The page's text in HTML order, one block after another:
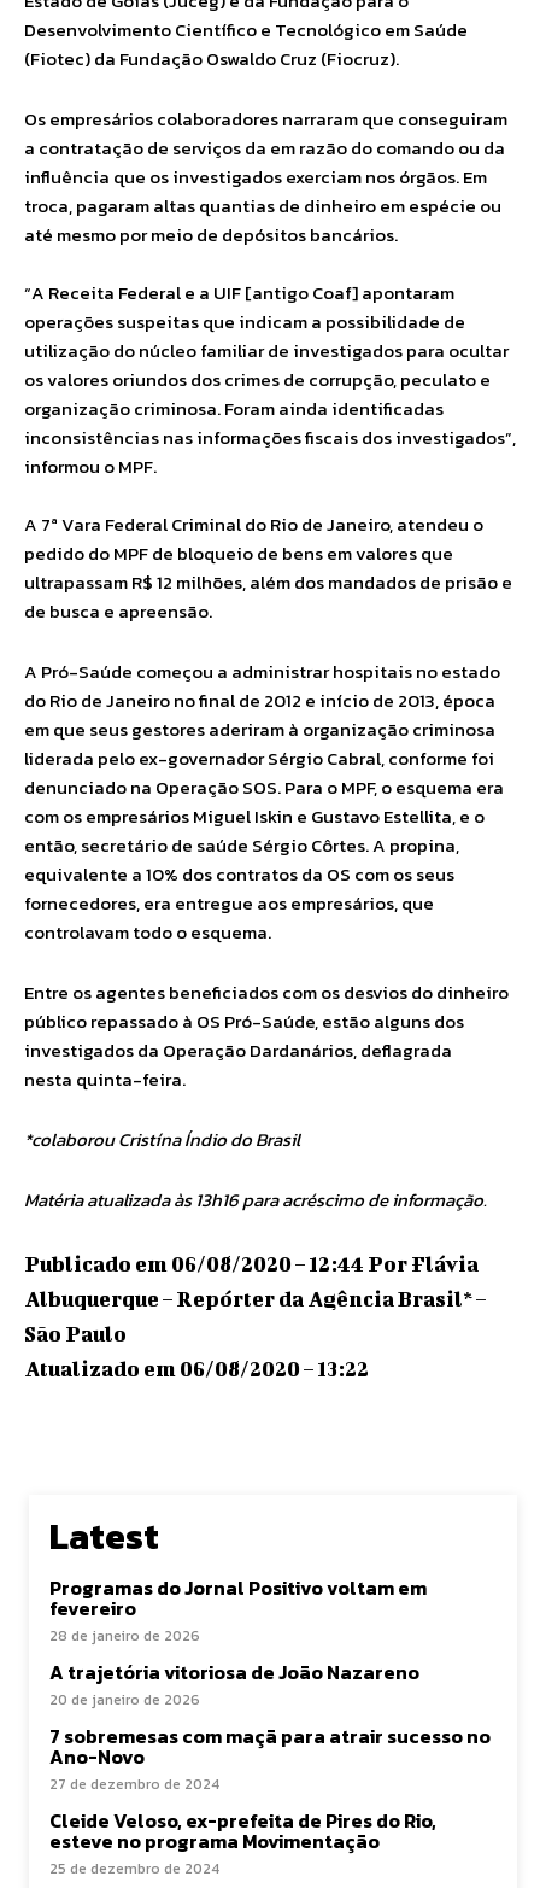
Desenvolvimento Científico e Tecnológico em Saúde
(Fiotec) da Fundação Oswaldo Cruz (Fiocruz).
Os empresários colaboradores narraram que conseguiram
a contratação de serviços da em razão do comando ou da
influência que os investigados exerciam nos órgãos. Em
troca, pagaram altas quantias de dinheiro em espécie ou
até mesmo por meio de depósitos bancários.
“A Receita Federal e a UIF [antigo Coaf] apontaram
operações suspeitas que indicam a possibilidade de
utilização do núcleo familiar de investigados para ocultar
os valores oriundos dos crimes de corrupção, peculato e
organização criminosa. Foram ainda identificadas
inconsistências nas informações fiscais dos investigados”,
informou o MPF.
A 7ª Vara Federal Criminal do Rio de Janeiro, atendeu o
pedido do MPF de bloqueio de bens em valores que
ultrapassam R$ 12 milhões, além dos mandados de prisão e
de busca e apreensão.
A Pró-Saúde começou a administrar hospitais no estado
do Rio de Janeiro no final de 2012 e início de 2013, época
em que seus gestores aderiram à organização criminosa
liderada pelo ex-governador Sérgio Cabral, conforme foi
denunciado na Operação SOS. Para o MPF, o esquema era
com os empresários Miguel Iskin e Gustavo Estellita, e o
então, secretário de saúde Sérgio Côrtes. A propina,
equivalente a 10% dos contratos da OS com os seus
fornecedores, era entregue aos empresários, que
controlavam todo o esquema.
Entre os agentes beneficiados com os desvios do dinheiro
público repassado à OS Pró-Saúde, estão alguns dos
investigados da Operação Dardanários, deflagrada
nesta quinta-feira.
*colaborou Cristína Índio do Brasil
Matéria atualizada às 13h16 para acréscimo de informação.
Publicado em 06/08/2020 – 12:44 Por Flávia
Albuquerque – Repórter da Agência Brasil* –
São Paulo
Atualizado em 06/08/2020 – 13:22
Latest
Programas do Jornal Positivo voltam em
fevereiro
28 de janeiro de 2026
A trajetória vitoriosa de João Nazareno
20 de janeiro de 2026
7 sobremesas com maçã para atrair sucesso no
Ano-Novo
27 de dezembro de 2024
Cleide Veloso, ex-prefeita de Pires do Rio,
esteve no programa Movimentação
25 de dezembro de 2024